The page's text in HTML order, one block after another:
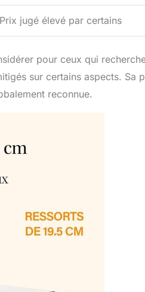
Prix jugé élevé par certains
pour ceux qui
sur certains aspects. Sa
reconnue.